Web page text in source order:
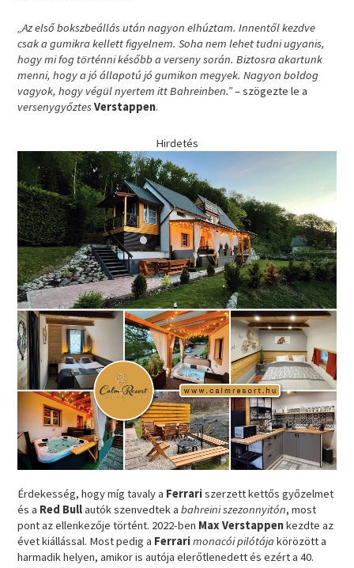
„Az első bokszbeállás után nagyon elhúztam. Innentől kezdve
csak a gumikra kellett figyelnem. Soha nem lehet tudni ugyanis,
hogy mi fog történni később a verseny során. Biztosra akartunk
menni, hogy a jó állapotú jó gumikon megyek. Nagyon boldog
vagyok, hogy végül nyertem itt Bahreinben.”– szögezte le a
versenygyőztesVerstappen.
Hirdetés
Érdekesség, hogy míg tavaly a Ferrariszerzett kettős győzelmet
és a Red Bullautók szenvedtek abahreini szezonnyitón, most
pont az ellenkezője történt. 2022-ben Max Verstappenkezdte az
évet kiállással. Most pedig a Ferrarimonacói pilótájakörözött a
harmadik helyen, amikor is autója elerőtlenedett és ezért a 40.